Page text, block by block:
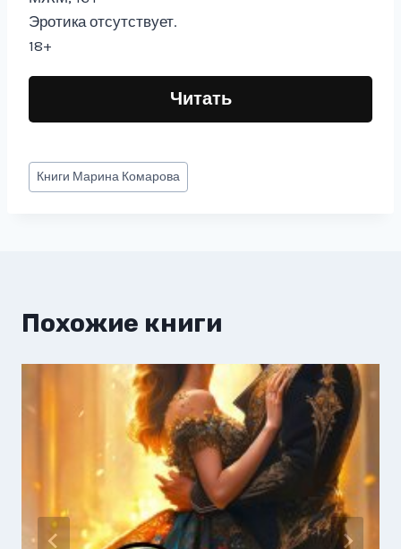
Эротика отсутствует.
18+
Читать
Метки
записи:
Книги Марина Комарова
Похожие книги